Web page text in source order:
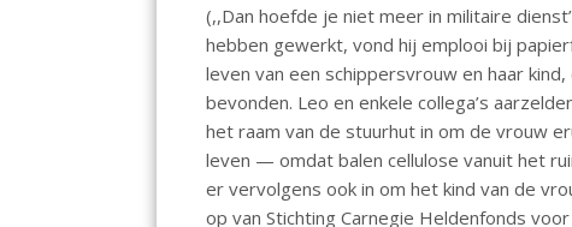
(,,Dan hoefde je niet meer in militaire
hebben gewerkt, vond hij emplooi bij
leven van een schippersvrouw en haar
bevonden. Leo en enkele collega’s
het raam van de stuurhut in om de vrouw
leven — omdat balen cellulose vanuit het
er vervolgens ook in om het kind van de
op van Stichting Carnegie Heldenfonds